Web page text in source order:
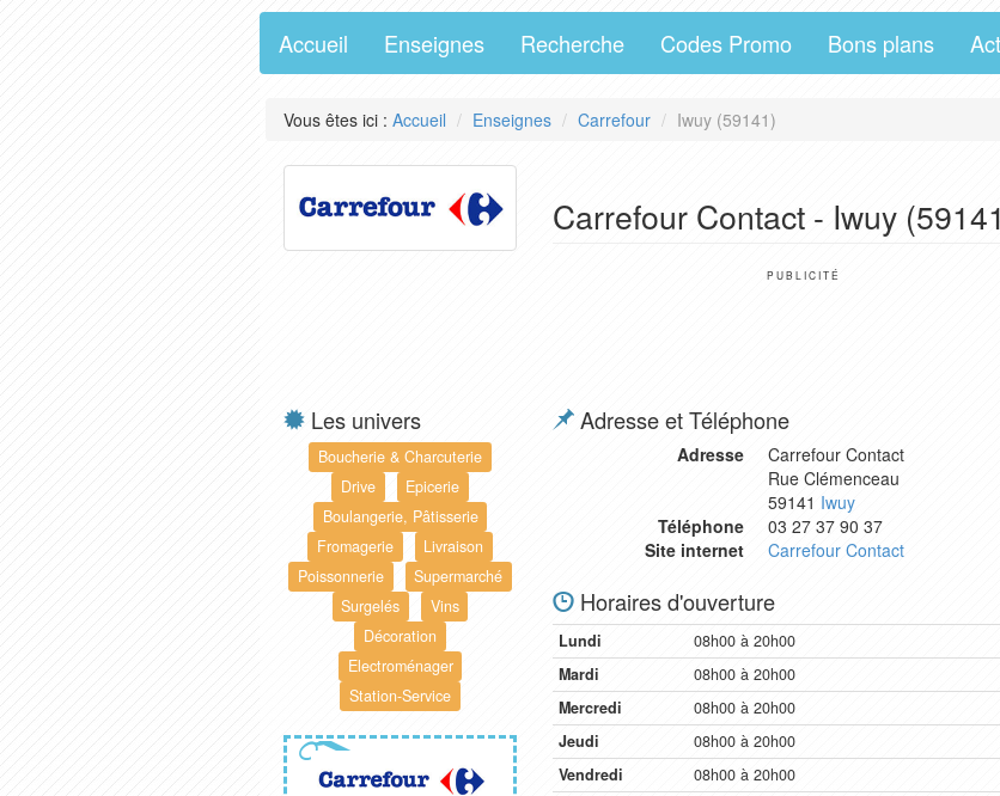
Accueil Enseignes Recherche Codes Promo Bons plans
Vous êtes ici : Accueil Enseignes Carrefour Iwuy (59141)
Carrefour Contact - Iwuy
PUBLICITÉ
Les univers
Boucherie & Charcuterie
Drive
Epicerie
Boulangerie, Pâtisserie
Fromagerie
Livraison
Poissonnerie
Supermarché
Surgelés
Vins
Décoration
Electroménager
Station-Service
Adresse et Téléphone
Adresse
Carrefour Contact
Rue Clémenceau
59141 Iwuy
Téléphone
03 27 37 90 37
Site internet
Carrefour Contact
Horaires d'ouverture
Lundi
08h00 à 20h00
Mardi
08h00 à 20h00
Mercredi
08h00 à 20h00
Jeudi
08h00 à 20h00
Vendredi
08h00 à 20h00